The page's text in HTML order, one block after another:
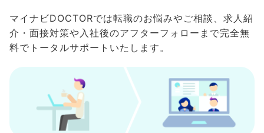
マイナビDOCTORでは転職のお悩みやご相談、求人紹
介・面接対策や入社後のアフターフォローまで完全無
料でトータルサポートいたします。